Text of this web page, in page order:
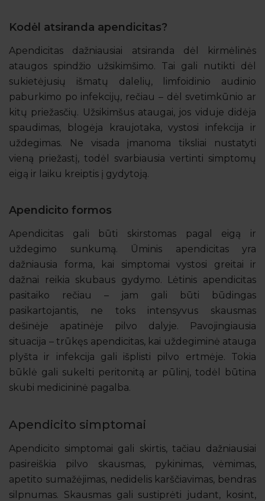
Kodėl atsiranda apendicitas?
Apendicitas dažniausiai atsiranda dėl kirmėlinės
ataugos spindžio užsikimšimo. Tai gali nutikti dėl
sukietėjusių išmatų dalelių, limfoidinio audinio
paburkimo po infekcijų, rečiau – dėl svetimkūnio ar
kitų priežasčių. Užsikimšus ataugai, jos viduje didėja
spaudimas, blogėja kraujotaka, vystosi infekcija ir
uždegimas. Ne visada įmanoma tiksliai nustatyti
vieną priežastį, todėl svarbiausia vertinti simptomų
eigą ir laiku kreiptis į gydytoją.
Apendicito formos
Apendicitas gali būti skirstomas pagal eigą ir
uždegimo sunkumą. Ūminis apendicitas yra
dažniausia forma, kai simptomai vystosi greitai ir
dažnai reikia skubaus gydymo. Lėtinis apendicitas
pasitaiko rečiau – jam gali būti būdingas
pasikartojantis, ne toks intensyvus skausmas
dešinėje apatinėje pilvo dalyje. Pavojingiausia
situacija – trūkęs apendicitas, kai uždegiminė atauga
plyšta ir infekcija gali išplisti pilvo ertmėje. Tokia
būklė gali sukelti peritonitą ar pūlinį, todėl būtina
skubi medicininė pagalba.
Apendicito simptomai
Apendicito simptomai gali skirtis, tačiau dažniausiai
pasireiškia pilvo skausmas, pykinimas, vėmimas,
apetito sumažėjimas, nedidelis karščiavimas, bendras
silpnumas. Skausmas gali sustiprėti judant, kosint,